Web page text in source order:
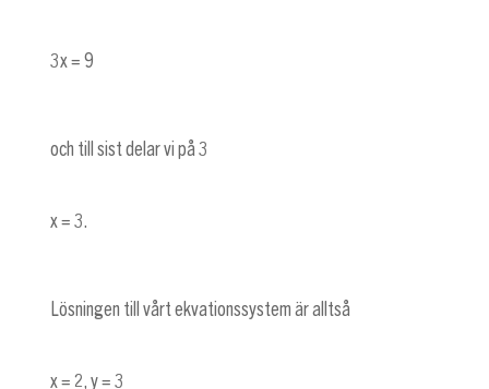
3x = 9
och till sist delar vi på 3
x = 3.
Lösningen till vårt ekvationssystem är alltså
x = 2, y = 3